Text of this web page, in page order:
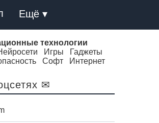
Ещё ▾
технологии
Игры
Гаджеты
Софт Интернет
✉